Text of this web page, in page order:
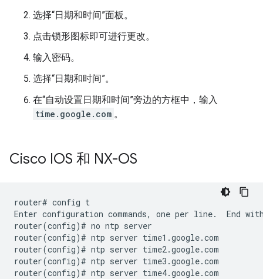
选择“日期和时间”面板。
点击锁形图标即可进行更改。
输入密码。
选择“日期和时间”。
在“自动设置日期和时间”旁边的方框中，输入
time.google.com 。
Cisco IOS 和 NX-OS
router# config t
Enter configuration commands, one per line.  End
router(config)# no ntp server
router(config)# ntp server time1.google.com
router(config)# ntp server time2.google.com
router(config)# ntp server time3.google.com
router(config)# ntp server time4.google.com